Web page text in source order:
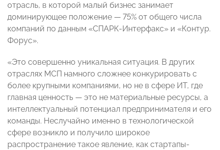
отрасль, в которой малый бизнес занимает
доминирующее положение — 75% от общего числа
компаний по данным «СПАРК-Интерфакс» и «Контур.
Форус».
«Это совершенно уникальная ситуация. В других
отраслях МСП намного сложнее конкурировать с
более крупными компаниями, но не в сфере ИТ, где
главная ценность — это не материальные ресурсы, а
интеллектуальный потенциал предпринимателя и его
команды. Неслучайно именно в технологической
сфере возникло и получило широкое
распространение такое явление, как стартапы-